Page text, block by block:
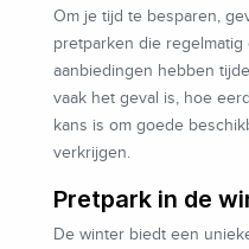
Om je tijd te besparen,
pretparken die
aanbiedingen hebben
vaak het geval is, hoe
kans is om goede
verkrijgen.
Pretpark in de
De winter biedt een